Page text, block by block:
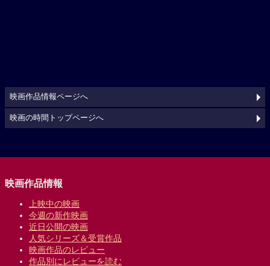
映画作品情報ページへ
映画の時間トップページへ
映画作品情報
上映中の映画
今週の新作映画
近日公開の映画
人気シリーズ＆受賞作品
映画作品のレビュー
作品別にレビューを読む